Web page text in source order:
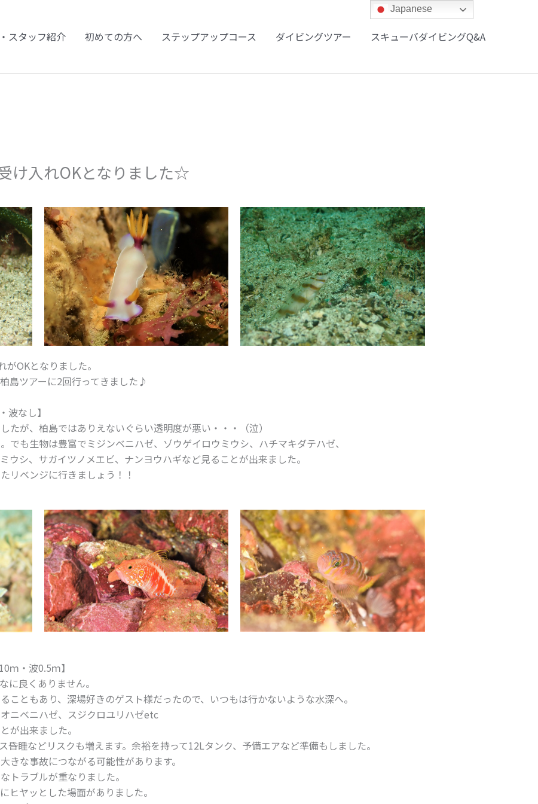
スタッフ紹介 初めての方へ ステップアップコース ダイビングツアー スキューバダイビングQ&A
け入れOKとなりました☆
OKとなりました。
島ツアーに2回行ってきました♪
なし】
たが、柏島ではありえないぐらい透明度が悪い・・・（泣）
でも生物は豊富でミジンベニハゼ、ゾウゲイロウミウシ、ハチマキダテハゼ、
ウシ、サガイツノメエビ、ナンヨウハギなど見ることが出来ました。
リベンジに行きましょう！！
ｍ・波0.5ｍ】
に良くありません。
こともあり、深場好きのゲスト様だったので、いつもは行かないような水深へ。
ニベニハゼ、スジクロユリハゼetc
が出来ました。
昏睡などリスクも増えます。余裕を持って12Lタンク、予備エアなど準備もしました。
きな事故につながる可能性があります。
トラブルが重なりました。
ヒヤッとした場面がありました。
Japanese